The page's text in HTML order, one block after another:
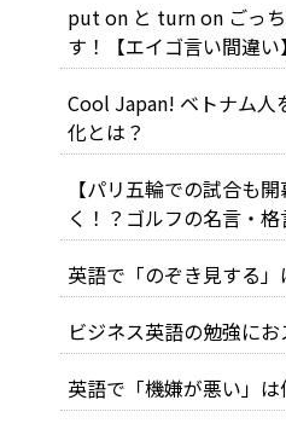
put on と turn on ごっ
す！【エイゴ言い間違い】
Cool Japan! ベトナム人
化とは？
【パリ五輪での試合も
く！？ゴルフの名言・格
英語で「のぞき見する」
ビジネス英語の勉強に
英語で「機嫌が悪い」は